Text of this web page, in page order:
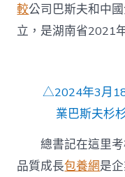
較公司巴斯夫和中
立，是湖南省2021
△2024年3月
業巴斯夫杉
總書記在這里
品質成長包養網是